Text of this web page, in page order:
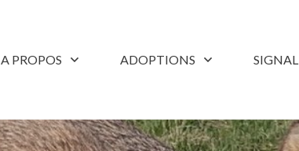
A PROPOS ADOPTIONS